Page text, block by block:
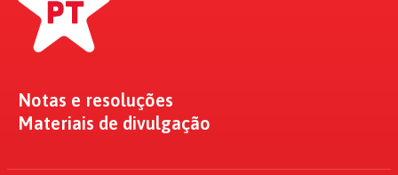
Notas e resoluções
Materiais de divulgação